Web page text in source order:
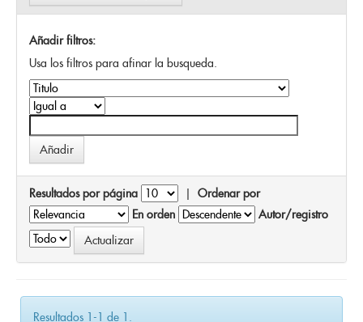
Añadir filtros:
Usa los filtros para afinar la busqueda.
Resultados por página | Ordenar por
En orden
Autor/registro
Resultados 1-1 de 1.